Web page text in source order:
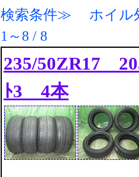
検索条件≫ ホイル
1～8 / 8
235/50ZR17
ﾄ3 4本